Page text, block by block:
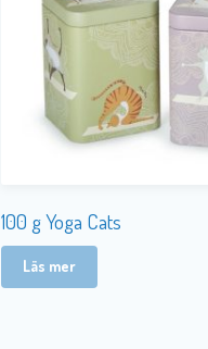
100 g Yoga Cats
Läs mer